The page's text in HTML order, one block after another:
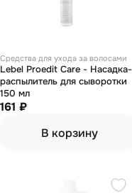
Средства для ухода за волосами
Lebel Proedit Care - Насадка-
распылитель для сыворотки
150 мл
161 ₽
В корзину